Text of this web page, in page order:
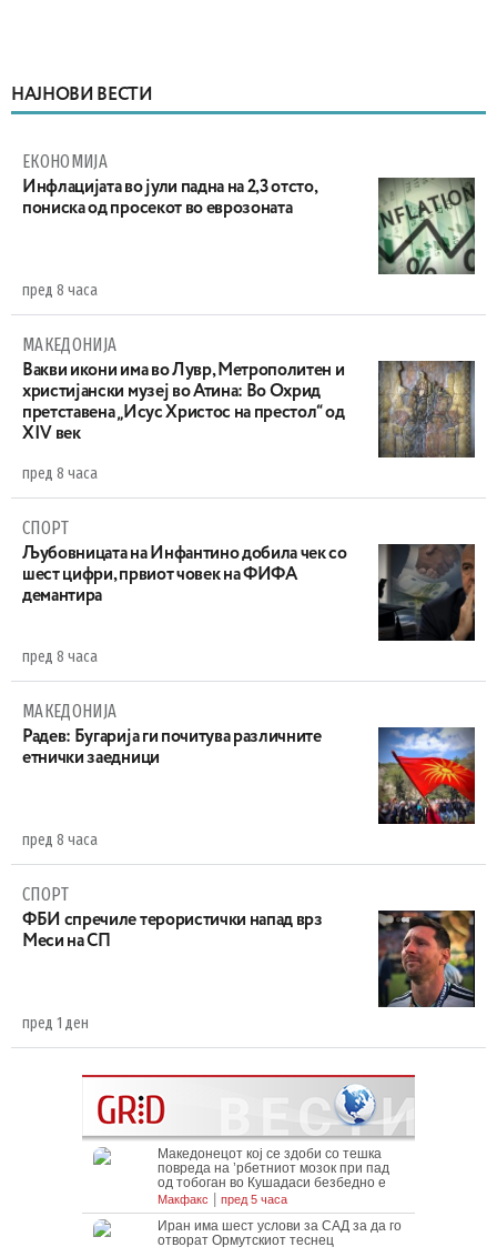
НАЈНОВИ ВЕСТИ
ЕКОНОМИЈА
Инфлацијата во јули падна на 2,3 отсто,
пониска од просекот во еврозоната
пред 8 часа
МАКЕДОНИЈА
Вакви икони има во Лувр, Метрополитен и
христијански музеј во Атина: Во Охрид
претставена „Исус Христос на престол“ од
XIV век
пред 8 часа
СПОРТ
Љубовницата на Инфантино добила чек со
шест цифри, првиот човек на ФИФА
демантира
пред 8 часа
МАКЕДОНИЈА
Радев: Бугарија ги почитува различните
етнички заедници
пред 8 часа
СПОРТ
ФБИ спречиле терористички напад врз
Меси на СП
пред 1 ден